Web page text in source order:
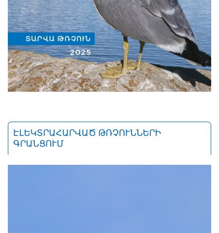
ԷԼԵԿՏՐԱՀԱՐՎԱԾ ԹՌՉՈՒՆՆԵՐԻ
ԳՐԱՆՑՈՒՄ